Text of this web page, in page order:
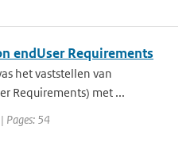
endUser Requirements
het vaststellen van
Requirements) met ...
Pages: 54